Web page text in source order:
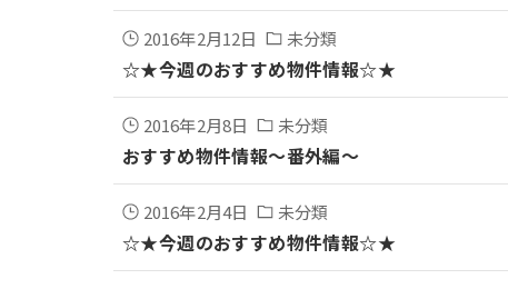
2016年2月12日 未分類
☆★今週のおすすめ物件情報☆★
2016年2月8日 未分類
おすすめ物件情報～番外編～
2016年2月4日 未分類
☆★今週のおすすめ物件情報☆★